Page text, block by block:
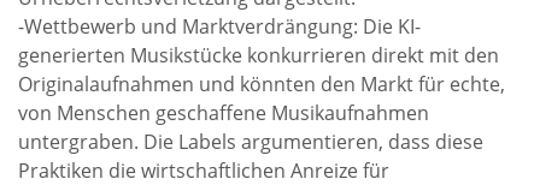
-Wettbewerb und Marktverdrängung: Die KI-
generierten Musikstücke konkurrieren direkt mit den
Originalaufnahmen und könnten den Markt für echte,
von Menschen geschaffene Musikaufnahmen
untergraben. Die Labels argumentieren, dass diese
Praktiken die wirtschaftlichen Anreize für